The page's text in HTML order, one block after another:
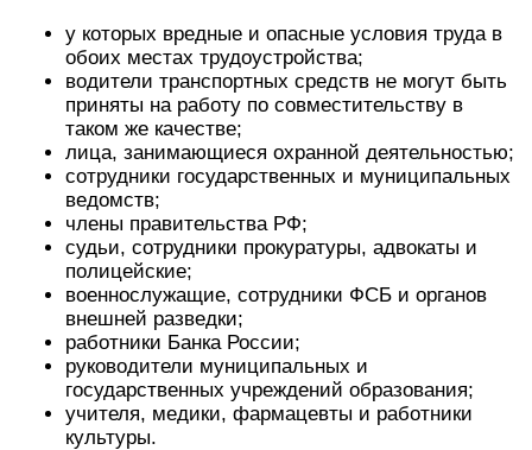
у которых вредные и опасные условия труда в
обоих местах трудоустройства;
водители транспортных средств не могут быть
приняты на работу по совместительству в
таком же качестве;
лица, занимающиеся охранной деятельностью;
сотрудники государственных и муниципальных
ведомств;
члены правительства РФ;
судьи, сотрудники прокуратуры, адвокаты и
полицейские;
военнослужащие, сотрудники ФСБ и органов
внешней разведки;
работники Банка России;
руководители муниципальных и
государственных учреждений образования;
учителя, медики, фармацевты и работники
культуры.